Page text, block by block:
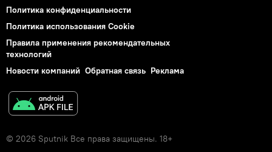
Политика конфиденциальности
Политика использования Cookie
Правила применения рекомендательных
технологий
Новости компаний Обратная связь Реклама
© 2026 Sputnik Все права защищены. 18+